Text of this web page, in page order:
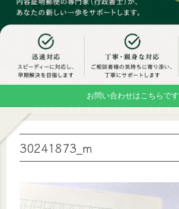
お問い合わせはこちらです
30241873_m